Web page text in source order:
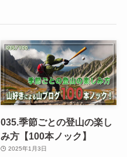
035.季節ごとの登山の楽し
み方【100本ノック】
2025年1月3日